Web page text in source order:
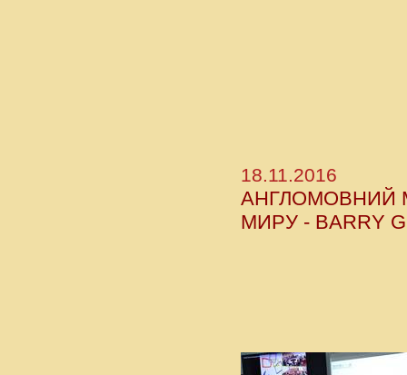
18.11.2016
АНГЛОМОВНИЙ
МИРУ - BARRY